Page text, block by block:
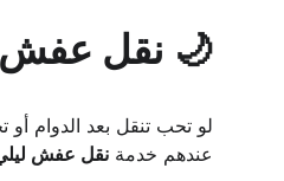
🌙 نقل عفش
لو تحب تنقل بعد الدوام
عندهم خدمة نقل عفش ليلي ٢٤